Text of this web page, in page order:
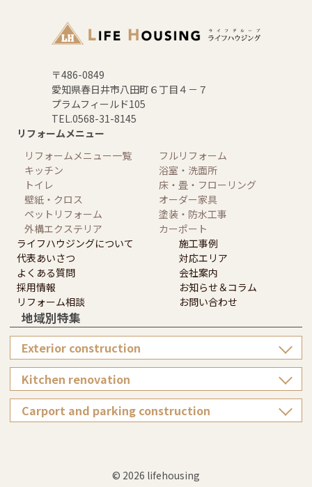
〒486-0849
愛知県春日井市八田町６丁目４－７
プラムフィールド105
TEL.0568-31-8145
リフォームメニュー
リフォームメニュー一覧
フルリフォーム
キッチン
浴室・洗面所
トイレ
床・畳・フローリング
壁紙・クロス
オーダー家具
ペットリフォーム
塗装・防水工事
外構エクステリア
カーポート
ライフハウジングについて
施工事例
代表あいさつ
対応エリア
よくある質問
会社案内
採用情報
お知らせ＆コラム
リフォーム相談
お問い合わせ
地域別特集
Exterior construction
Kitchen renovation
Carport and parking construction
© 2026 lifehousing